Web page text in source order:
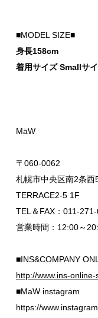
■MODEL SIZE■
身長158cm
着用サイズ Smallサ
MāW
〒060-0062
札幌市中央区南2条西
TERRACE2-5 1F
TEL＆FAX：011-
営業時間：12:00～
■INS&COMPANY
http://www.ins-
■MaW instagram
https://